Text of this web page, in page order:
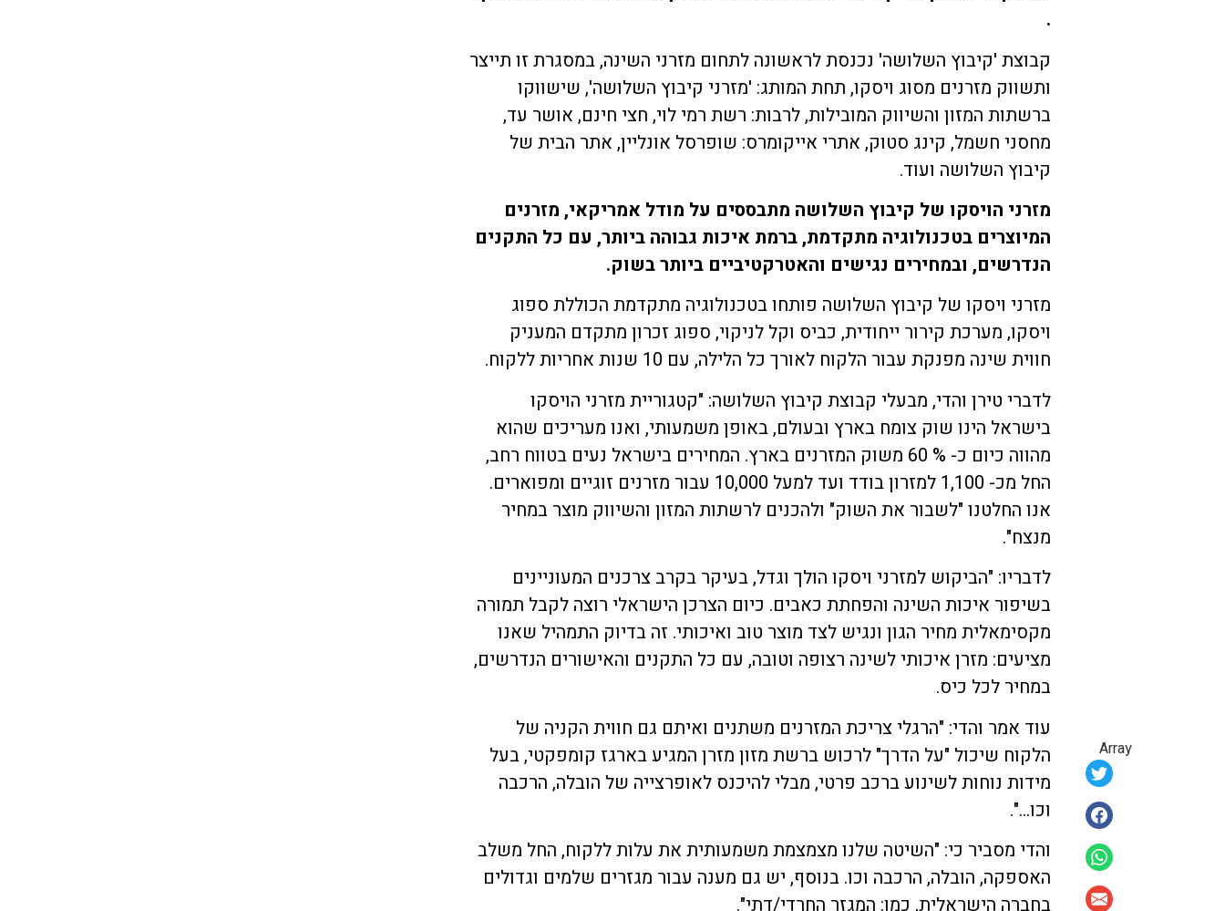
Array
.
קבוצת 'קיבוץ השלושה' נכנסת לראשונה לתחום מזרני השינה, במסגרת זו תייצר
ותשווק מזרנים מסוג ויסקו, תחת המותג: 'מזרני קיבוץ השלושה', שישווקו
ברשתות המזון והשיווק המובילות, לרבות: רשת רמי לוי, חצי חינם, אושר עד,
מחסני חשמל, קינג סטוק, אתרי אייקומרס: שופרסל אונליין, אתר הבית של
קיבוץ השלושה ועוד.
מזרני הויסקו של קיבוץ השלושה מתבססים על מודל אמריקאי, מזרנים
המיוצרים בטכנולוגיה מתקדמת, ברמת איכות גבוהה ביותר, עם כל התקנים
הנדרשים, ובמחירים נגישים והאטרקטיביים ביותר בשוק.
מזרני ויסקו של קיבוץ השלושה פותחו בטכנולוגיה מתקדמת הכוללת ספוג
ויסקו, מערכת קירור ייחודית, כביס וקל לניקוי, ספוג זכרון מתקדם המעניק
חווית שינה מפנקת עבור הלקוח לאורך כל הלילה, עם 10 שנות אחריות ללקוח.
לדברי טירן והדי, מבעלי קבוצת קיבוץ השלושה: "קטגוריית מזרני הויסקו
בישראל הינו שוק צומח בארץ ובעולם, באופן משמעותי, ואנו מעריכים שהוא
מהווה כיום כ- % 60 משוק המזרנים בארץ. המחירים בישראל נעים בטווח רחב,
החל מכ- 1,100 למזרון בודד ועד למעל 10,000 עבור מזרנים זוגיים ומפוארים.
אנו החלטנו "לשבור את השוק" ולהכנים לרשתות המזון והשיווק מוצר במחיר
מנצח".
לדבריו: "הביקוש למזרני ויסקו הולך וגדל, בעיקר בקרב צרכנים המעוניינים
בשיפור איכות השינה והפחתת כאבים. כיום הצרכן הישראלי רוצה לקבל תמורה
מקסימאלית מחיר הגון ונגיש לצד מוצר טוב ואיכותי. זה בדיוק התמהיל שאנו
מציעים: מזרן איכותי לשינה רצופה וטובה, עם כל התקנים והאישורים הנדרשים,
במחיר לכל כיס.
עוד אמר והדי: "הרגלי צריכת המזרנים משתנים ואיתם גם חווית הקניה של
הלקוח שיכול "על הדרך" לרכוש ברשת מזון מזרן המגיע בארגז קומפקטי, בעל
מידות נוחות לשינוע ברכב פרטי, מבלי להיכנס לאופרצייה של הובלה, הרכבה
וכו…".
והדי מסביר כי: "השיטה שלנו מצמצמת משמעותית את עלות ללקוח, החל משלב
האספקה, הובלה, הרכבה וכו. בנוסף, יש גם מענה עבור מגזרים שלמים וגדולים
בחברה הישראלית, כמו: המגזר החרדי/דתי".